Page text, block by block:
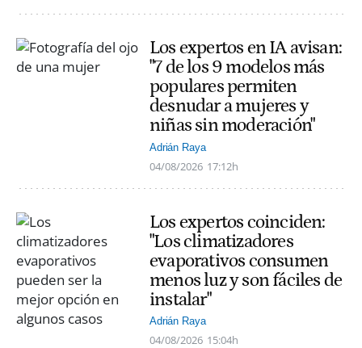
Los expertos en IA avisan:
"7 de los 9 modelos más
populares permiten
desnudar a mujeres y
niñas sin moderación"
Adrián Raya
04/08/2026 17:12h
Los expertos coinciden:
"Los climatizadores
evaporativos consumen
menos luz y son fáciles de
instalar"
Adrián Raya
04/08/2026 15:04h